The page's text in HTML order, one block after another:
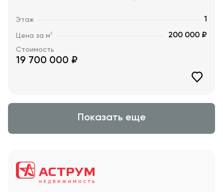
Этаж 1
Цена за м2 200 000 ₽
Стоимость
19 700 000 ₽
Показать еще